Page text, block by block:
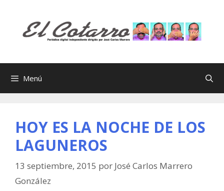
contenido
Menú
HOY ES LA NOCHE DE LOS
LAGUNEROS
13 septiembre, 2015 por José Carlos Marrero
González